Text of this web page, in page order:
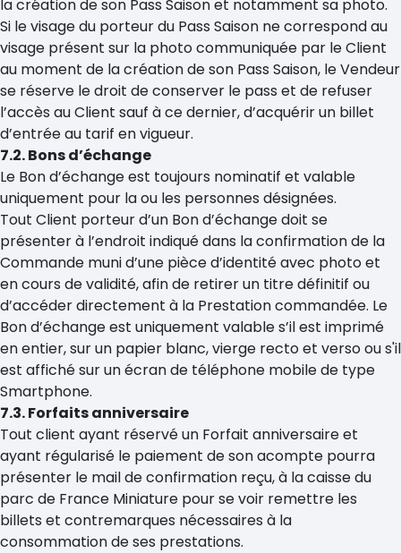
la création de son Pass Saison et notamment sa photo.
Si le visage du porteur du Pass Saison ne correspond au
visage présent sur la photo communiquée par le Client
au moment de la création de son Pass Saison, le Vendeur
se réserve le droit de conserver le pass et de refuser
l’accès au Client sauf à ce dernier, d’acquérir un billet
d’entrée au tarif en vigueur.
7.2. Bons d’échange
Le Bon d’échange est toujours nominatif et valable
uniquement pour la ou les personnes désignées.
Tout Client porteur d’un Bon d’échange doit se
présenter à l’endroit indiqué dans la confirmation de la
Commande muni d’une pièce d’identité avec photo et
en cours de validité, afin de retirer un titre définitif ou
d’accéder directement à la Prestation commandée. Le
Bon d’échange est uniquement valable s’il est imprimé
en entier, sur un papier blanc, vierge recto et verso ou s'il
est affiché sur un écran de téléphone mobile de type
Smartphone.
7.3. Forfaits anniversaire
Tout client ayant réservé un Forfait anniversaire et
ayant régularisé le paiement de son acompte pourra
présenter le mail de confirmation reçu, à la caisse du
parc de France Miniature pour se voir remettre les
billets et contremarques nécessaires à la
consommation de ses prestations.